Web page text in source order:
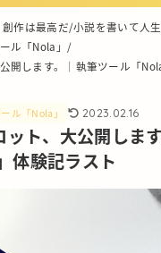
作は最高だ 小説を書いて人
ル「Nola」
開します。｜執筆ツール「
ル「Nola」 2023.02.16
ット、大公開しま
体験記ラスト